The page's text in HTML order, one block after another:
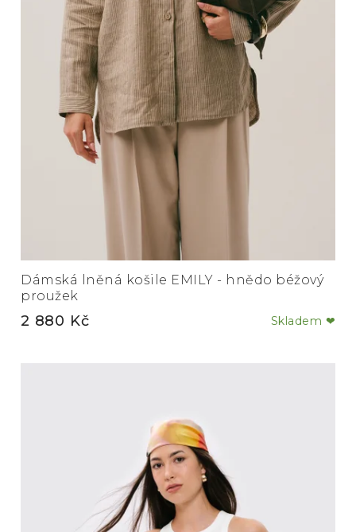
Dámská lněná košile EMILY - hnědo béžový
proužek
Skladem ❤
2 880 Kč